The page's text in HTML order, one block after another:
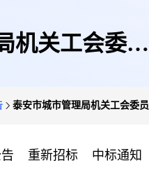
机关工会委员
泰安市城市管理局机关工会委
重新招标 中标通知